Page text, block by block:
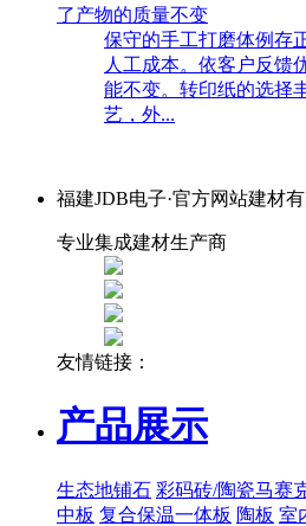
了产物的质量不变
保守的手工打磨体例存
人工成本。依客户反馈
能不变。转印纸的选择
艺，外...
福建JDB电子·官方网站建材
专业集成建材生产商
友情链接：
产品展示
生态地铺石 彩码砖/陶瓷马赛
中板 复合保温一体板 陶板 室